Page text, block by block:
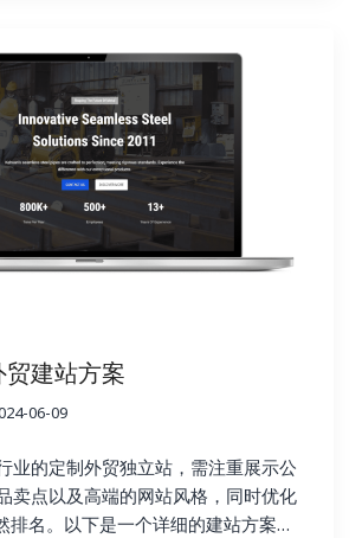
建站方案
06-09
业的定制外贸独立站，需注重展示公
卖点以及高端的网站风格，同时优化
排名。以下是一个详细的建站方案，